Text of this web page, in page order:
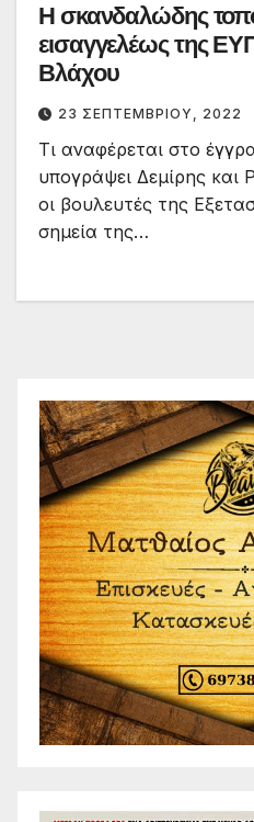
Η σκανδαλώδης
εισαγγελέως της
Βλάχου
23 ΣΕΠΤΕΜΒΡΊΟΥ, 2022
Τι αναφέρεται στο
υπογράψει Δεμίρης και
οι βουλευτές της
σημεία της…